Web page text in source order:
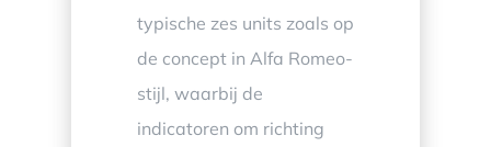
typische zes units zoals op
de concept in Alfa Romeo-
stijl, waarbij de
indicatoren om richting